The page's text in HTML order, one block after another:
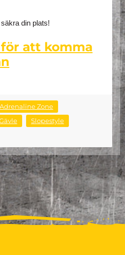
din plats!
att komma
Zone
Slopestyle